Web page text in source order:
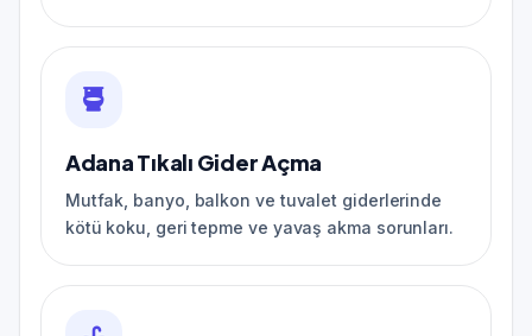
Adana Tıkalı Gider Açma
Mutfak, banyo, balkon ve tuvalet giderlerinde
kötü koku, geri tepme ve yavaş akma sorunları.